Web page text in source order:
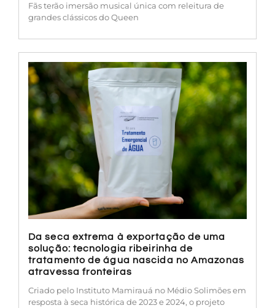
Fãs terão imersão musical única com releitura de
grandes clássicos do Queen
Da seca extrema à exportação de uma
solução: tecnologia ribeirinha de
tratamento de água nascida no Amazonas
atravessa fronteiras
Criado pelo Instituto Mamirauá no Médio Solimões em
resposta à seca histórica de 2023 e 2024, o projeto